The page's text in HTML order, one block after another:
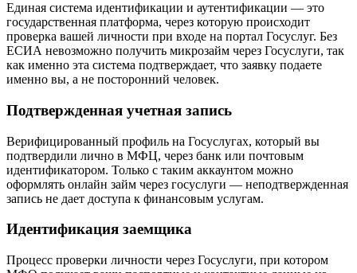
Единая система идентификации и аутентификации — это
государственная платформа, через которую происходит
проверка вашей личности при входе на портал Госуслуг. Без
ЕСИА невозможно получить микрозайм через Госуслуги, так
как именно эта система подтверждает, что заявку подаете
именно вы, а не посторонний человек.
Подтвержденная учетная запись
Верифицированный профиль на Госуслугах, который вы
подтвердили лично в МФЦ, через банк или почтовым
идентификатором. Только с таким аккаунтом можно
оформлять онлайн займ через госуслуги — неподтвержденная
запись не дает доступа к финансовым услугам.
Идентификация заемщика
Процесс проверки личности через Госуслуги, при котором